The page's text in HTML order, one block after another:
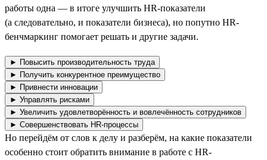
работы одна — в итоге улучшить HR-показатели
(а следовательно, и показатели бизнеса), но попутно HR-
бенчмаркинг помогает решать и другие задачи.
► Повысить производительность труда
► Получить конкурентное преимущество
► Привнести инновации
► Управлять рисками
► Увеличить удовлетворённость и вовлечённость сотрудников
► Совершенствовать HR-процессы
Но перейдём от слов к делу и разберём, на какие показатели
особенно стоит обратить внимание в работе с HR-